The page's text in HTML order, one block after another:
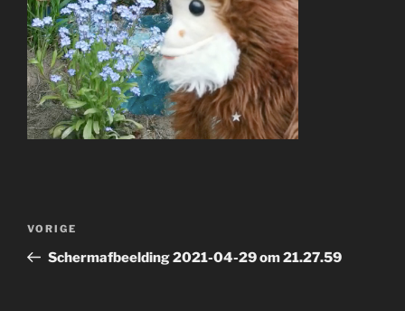
Vorig
bericht
VORIGE
Schermafbeelding 2021-04-29 om 21.27.59